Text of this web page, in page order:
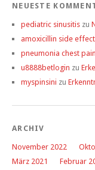
NEUESTE
pediatric sinusitis zu
amoxicillin side
pneumonia chest pain
u8888betlogin zu
myspinsini zu
ARCHIV
November 2022
März 2021
Februar